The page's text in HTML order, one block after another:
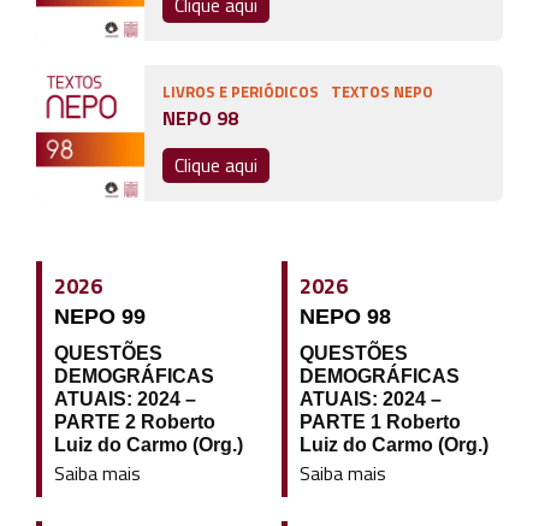
LIVROS E PERIÓDICOS TEXTOS NEPO
NEPO 98
Clique aqui
2026
NEPO 99
QUESTÕES
DEMOGRÁFICAS
ATUAIS: 2024 –
PARTE 2 Roberto
Luiz do Carmo (Org.)
Saiba mais
2026
NEPO 98
QUESTÕES
DEMOGRÁFICAS
ATUAIS: 2024 –
PARTE 1 Roberto
Luiz do Carmo (Org.)
Saiba mais